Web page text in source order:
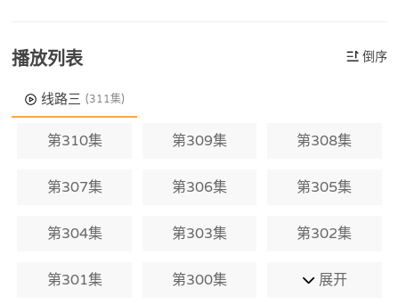
播放列表 倒序
线路三 (311集)
第310集 第309集 第308集
第307集 第306集 第305集
第304集 第303集 第302集
第301集 第300集 展开